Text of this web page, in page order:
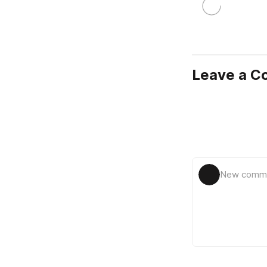
Leave a